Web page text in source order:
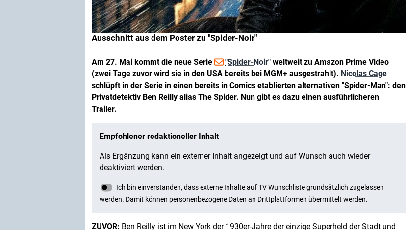
Ausschnitt aus dem Poster zu "Spider-Noir"
Am 27. Mai kommt die neue Serie "Spider-Noir" weltweit zu Amazon Prime Video
(zwei Tage zuvor wird sie in den USA bereits bei MGM+ ausgestrahlt). Nicolas Cage
schlüpft in der Serie in einen bereits in Comics etablierten alternativen "Spider-Man": den
Privatdetektiv Ben Reilly alias The Spider. Nun gibt es dazu einen ausführlicheren
Trailer.
ZUVOR: Ben Reilly ist im New York der 1930er-Jahre der einzige Superheld der Stadt und